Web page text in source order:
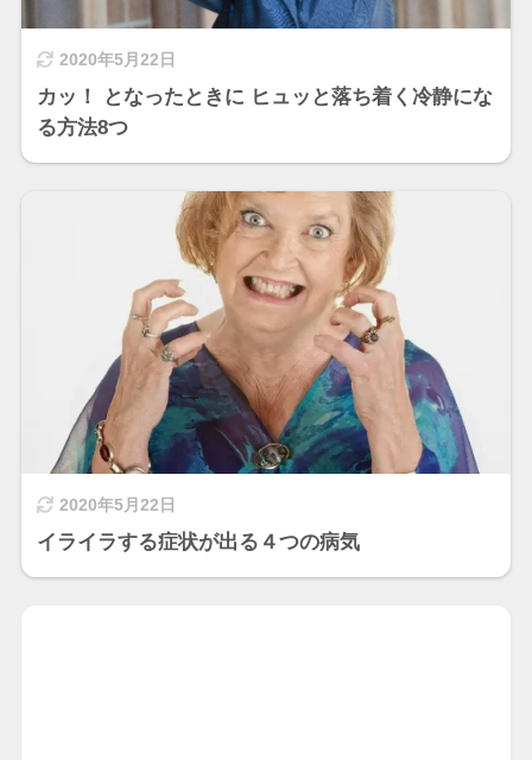
2020年5月22日
カッ！ となったときに ヒュッと落ち着く冷静にな
る方法8つ
2020年5月22日
イライラする症状が出る４つの病気